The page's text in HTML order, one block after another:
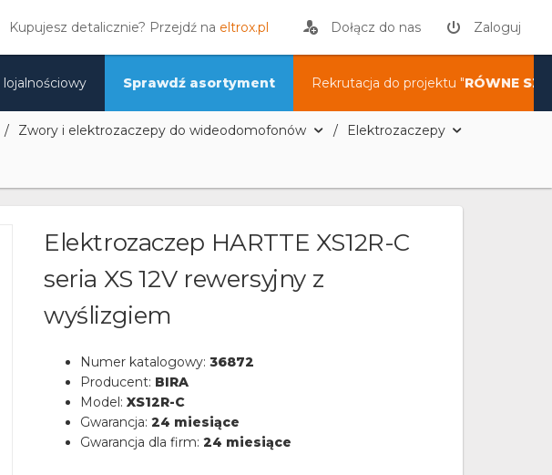
Kupujesz detalicznie? Przejdź na eltrox.pl Dołącz do nas Zaloguj
Sprawdź asortyment Rekrutacja do projektu "RÓWNE
Zwory i elektrozaczepy do wideodomofonów Elektrozaczepy
Elektrozaczep HARTTE XS12R-C
seria XS 12V rewersyjny z
wyślizgiem
Numer katalogowy: 36872
Producent: BIRA
Model: XS12R-C
Gwarancja: 24 miesiące
Gwarancja dla firm: 24 miesiące